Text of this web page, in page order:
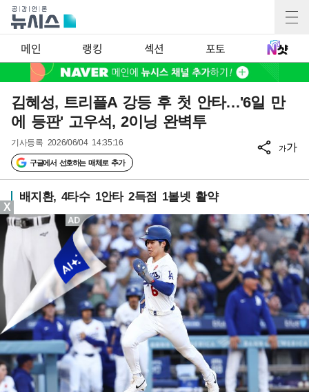
메인 랭킹 섹션 포토
김혜성, 트리플A 강등 후 첫 안타…'6일 만
에 등판' 고우석, 2이닝 완벽투
기사등록 2026/06/04 14:35:16
구글에서 선호하는 매체로 추가
가가
배지환, 4타수 1안타 2득점 1볼넷 활약
X